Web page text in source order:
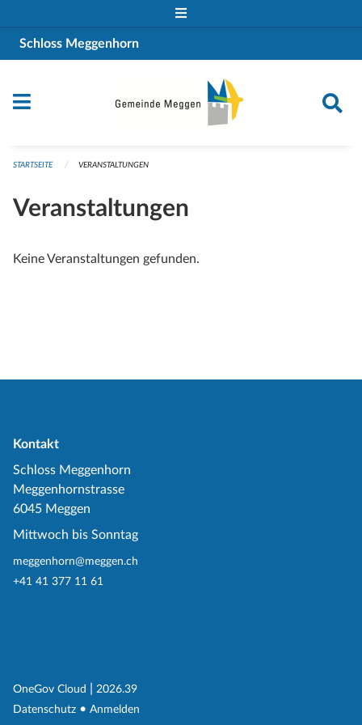
Schloss Meggenhorn
STARTSEITE VERANSTALTUNGEN
Veranstaltungen
Keine Veranstaltungen gefunden.
Kontakt
Schloss Meggenhorn
Meggenhornstrasse
6045 Meggen
Mittwoch bis Sonntag
meggenhorn@meggen.ch
+41 41 377 11 61
OneGov Cloud (External Link)
2026.39
Datenschutz (External Link)
Anmelden